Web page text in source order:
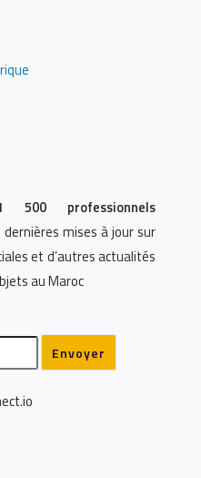
500 professionnels
mises à jour sur
et d’autres actualités
au Maroc